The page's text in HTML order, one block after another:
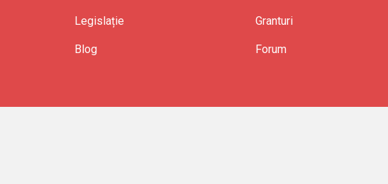
Legislație Granturi
Blog Forum